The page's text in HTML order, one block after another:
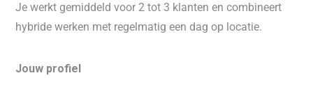
Je werkt gemiddeld voor 2 tot 3 klanten en combineert
hybride werken met regelmatig een dag op locatie.
Jouw profiel